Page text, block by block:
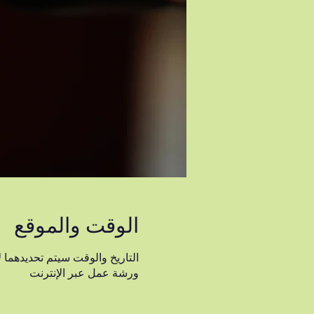
الوقت والموقع
التاريخ والوقت سيتم تحديدهما
ورشة عمل عبر الإنترنت